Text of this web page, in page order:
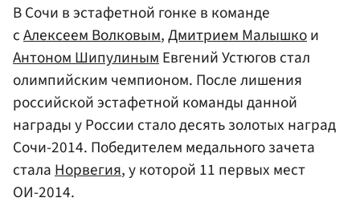
В Сочи в эстафетной гонке в команде
сАлексеем Волковым,Дмитрием Малышкои
Антоном ШипулинымЕвгений Устюгов стал
олимпийским чемпионом. После лишения
российской эстафетной команды данной
награды у России стало десять золотых наград
Сочи-2014. Победителем медального зачета
сталаНорвегия, у которой 11 первых мест
ОИ-2014.